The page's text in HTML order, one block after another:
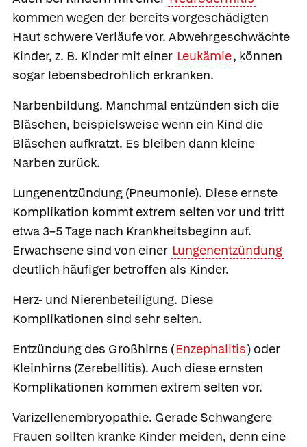
kommen wegen der bereits vorgeschädigten
Haut schwere Verläufe vor. Abwehrgeschwächte
Kinder, z. B. Kinder mit einer Leukämie, können
sogar lebensbedrohlich erkranken.
Narbenbildung. Manchmal entzünden sich die
Bläschen, beispielsweise wenn ein Kind die
Bläschen aufkratzt. Es bleiben dann kleine
Narben zurück.
Lungenentzündung (Pneumonie). Diese ernste
Komplikation kommt extrem selten vor und tritt
etwa 3–5 Tage nach Krankheitsbeginn auf.
Erwachsene sind von einer Lungenentzündung
deutlich häufiger betroffen als Kinder.
Herz- und Nierenbeteiligung. Diese
Komplikationen sind sehr selten.
Entzündung des Großhirns (Enzephalitis) oder
Kleinhirns (Zerebellitis). Auch diese ernsten
Komplikationen kommen extrem selten vor.
Varizellenembryopathie. Gerade Schwangere
Frauen sollten kranke Kinder meiden, denn eine